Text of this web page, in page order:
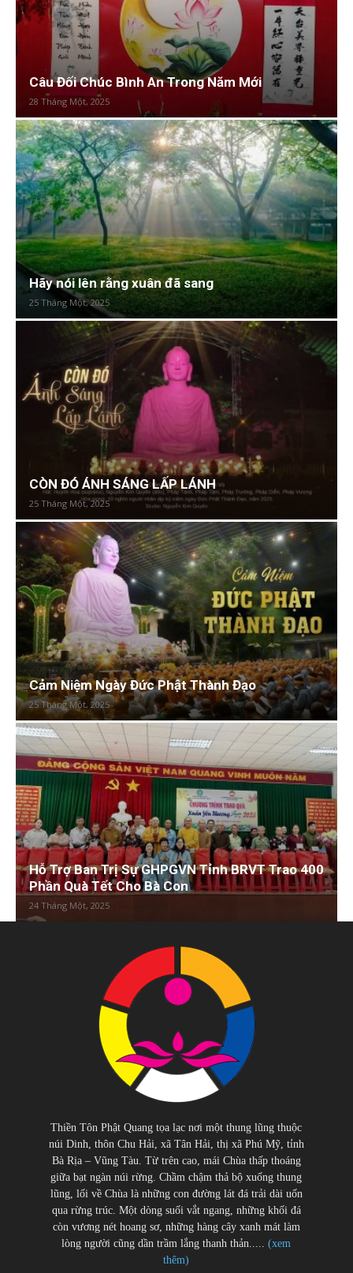
Câu Đối Chúc Bình An Trong Năm Mới
28 Tháng Một, 2025
Hãy nói lên rằng xuân đã sang
25 Tháng Một, 2025
CÒN ĐÓ ÁNH SÁNG LẤP LÁNH
25 Tháng Một, 2025
Cảm Niệm Ngày Đức Phật Thành Đạo
25 Tháng Một, 2025
Hỗ Trợ Ban Trị Sự GHPGVN Tỉnh BRVT Trao 400
Phần Quà Tết Cho Bà Con
24 Tháng Một, 2025
Thiền Tôn Phật Quang tọa lạc nơi một thung lũng thuộc
núi Dinh, thôn Chu Hải, xã Tân Hải, thị xã Phú Mỹ, tỉnh
Bà Rịa – Vũng Tàu. Từ trên cao, mái Chùa thấp thoáng
giữa bạt ngàn núi rừng. Chầm chậm thả bộ xuống thung
lũng, lối về Chùa là những con đường lát đá trải dài uốn
qua rừng trúc. Một dòng suối vắt ngang, những khối đá
còn vương nét hoang sơ, những hàng cây xanh mát làm
lòng người cũng dần trầm lắng thanh thản.....(xem
thêm)